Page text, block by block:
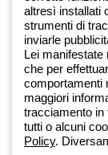
Dal 2025 Beghelli
dell’ecosistema
illuminazione
supportando
bisogni.Scopri di
altresì installati
strumenti di
inviarle
Lei manifestate
che per
comportamenti
maggiori
tracciamento in
tutti o alcuni
Policy.